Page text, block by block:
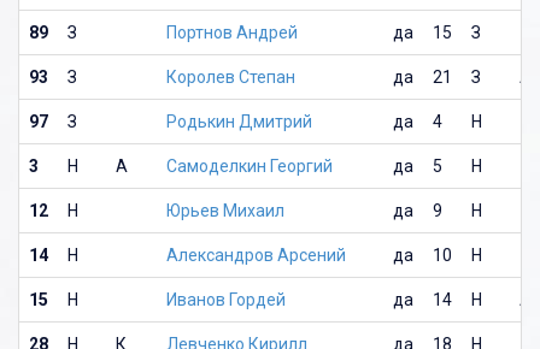
89 З Портнов Андрей да 15 З
93 З Королев Степан да 21 З А
97 З Родькин Дмитрий да 4 Н
3 Н А Самоделкин Георгий да 5 Н
12 Н Юрьев Михаил да 9 Н
14 Н Александров Арсений да 10 Н
15 Н Иванов Гордей да 14 Н А
28 Н К Левченко Кирилл да 18 Н